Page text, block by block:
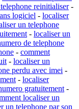
reinitialiser-
logiciel - localiser
un telephone
- localiser un
de telephone
- comment
- localiser un
perdu avec imei -
- localiser
gratuitement -
localiser un
un telephone par son